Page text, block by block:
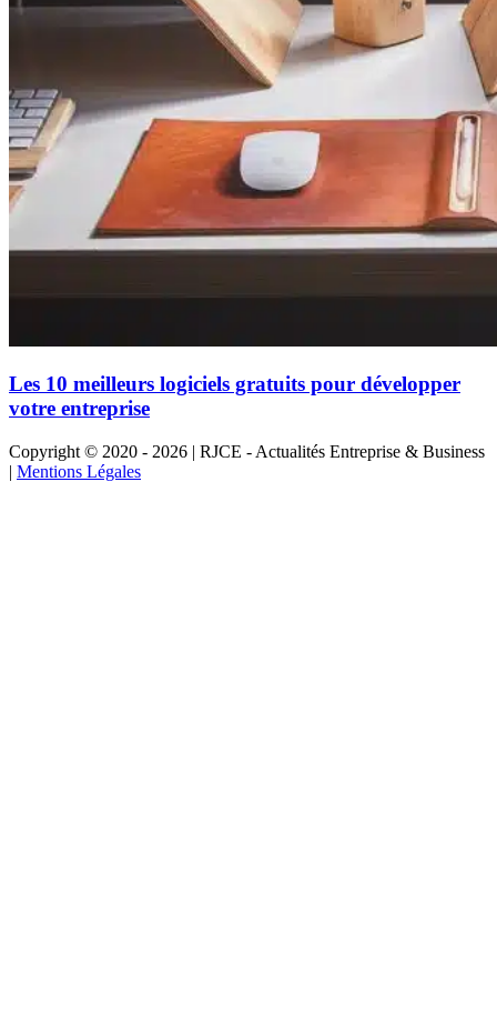
Les 10 meilleurs logiciels gratuits pour développer
votre entreprise
Copyright © 2020 - 2026 | RJCE - Actualités Entreprise & Business
| Mentions Légales